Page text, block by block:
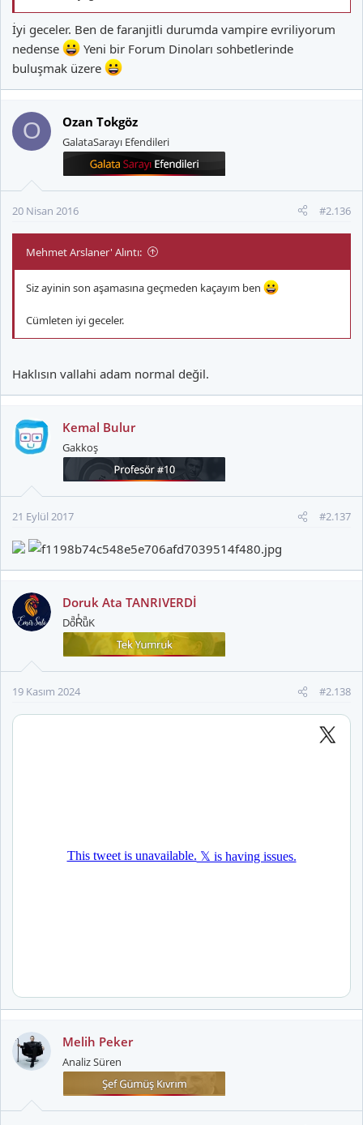
İyi geceler. Ben de faranjitli durumda vampire evriliyorum
nedense
Yeni bir Forum Dinoları sohbetlerinde
buluşmak üzere
O Ozan Tokgöz
GalataSarayı Efendileri
20 Nisan 2016 #2.136
Mehmet Arslaner' Alıntı:
Siz ayinin son aşamasına geçmeden kaçayım ben
Cümleten iyi geceler.
Haklısın vallahi adam normal değil.
Kemal Bulur
Gakkoş
21 Eylül 2017 #2.137
Doruk Ata TANRIVERDİ
DoͣRͭuͣK
19 Kasım 2024 #2.138
Melih Peker
Analiz Süren